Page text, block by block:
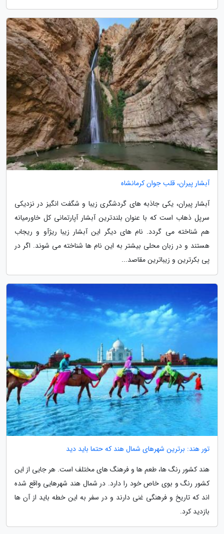
آبشار پیران، قلب جوان کرمانشاه
آبشار پیران، یکی جاذبه های گردشگری زیبا و شگفت انگیز در نزدیکی
سرپل ذهاب است که با عنوان بلندترین آبشار آپارتمانی کل خاورمیانه
هم شناخته می گردد. نام های دیگر این آبشار زیبا ریژآو و ریجاب
هستند و در زبان محلی بیشتر به این نام ها شناخته می شوند. اگر در
پی بکرترین و زیباترین مقاصد...
تور هند: برترین شهرهای شمال هند که حتما باید دید
هند کشور رنگ ها، طعم ها و فرهنگ های مختلف است. هر جایی از این
کشور رنگ و بوی خاص خود را دارد. در شمال هند شهرهایی واقع شده
اند که تاریخ و فرهنگی غنی دارند و در سفر به این خطه باید از آن ها
بازدید کرد.